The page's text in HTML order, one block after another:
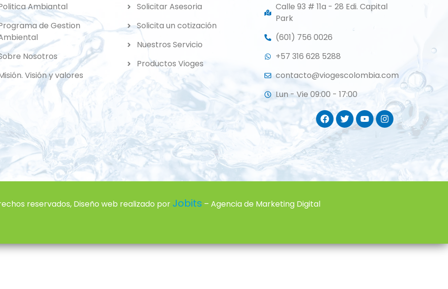
Ambiantal
de Gestion
Nosotros
Visión y valores
Solicitar Asesoria
Solicita un cotización
Nuestros Servicio
Productos Vioges
Calle 93 # 11a - 28 Edi. Capital
Park
(601) 756 0026
+57 316 628 5288
contacto@viogescolombia.com
Lun - Vie 09:00 - 17:00
reservados, Diseño web realizado por Jobits – Agencia de Marketing Digital